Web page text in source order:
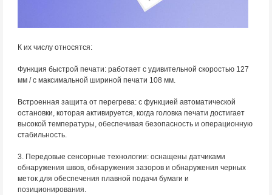
К их числу относятся:
Функция быстрой печати: работает с удивительной скоростью 127
мм / с максимальной шириной печати 108 мм.
Встроенная защита от перегрева: с функцией автоматической
остановки, которая активируется, когда головка печати достигает
высокой температуры, обеспечивая безопасность и операционную
стабильность.
3. Передовые сенсорные технологии: оснащены датчиками
обнаружения швов, обнаружения зазоров и обнаружения черных
меток для обеспечения плавной подачи бумаги и
позиционирования.